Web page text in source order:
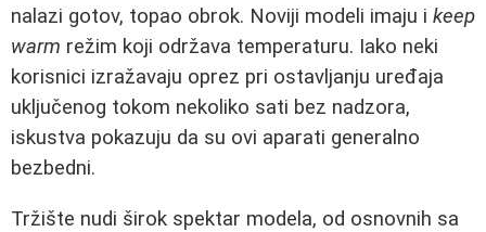
nalazi gotov, topao obrok. Noviji modeli imaju i keep
warm režim koji održava temperaturu. Iako neki
korisnici izražavaju oprez pri ostavljanju uređaja
uključenog tokom nekoliko sati bez nadzora,
iskustva pokazuju da su ovi aparati generalno
bezbedni.
Tržište nudi širok spektar modela, od osnovnih sa